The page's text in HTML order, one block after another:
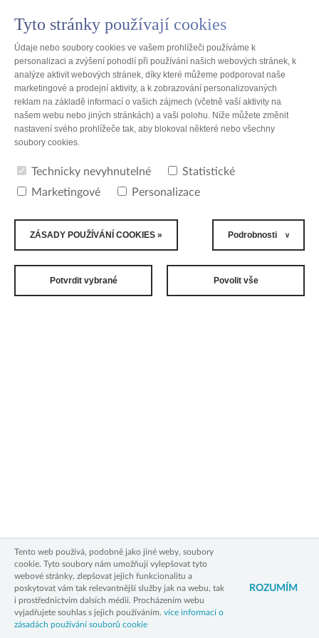
Tyto stránky používají cookies
Údaje nebo soubory cookies ve vašem prohlížeči používáme k
personalizaci a zvýšení pohodlí při používání našich webových stránek, k
analýze aktivit webových stránek, díky které můžeme podporovat naše
marketingové a prodejní aktivity, a k zobrazování personalizovaných
reklam na základě informací o vašich zájmech (včetně vaší aktivity na
našem webu nebo jiných stránkách) a vaši polohu. Níže můžete změnit
nastavení svého prohlížeče tak, aby blokoval některé nebo všechny
soubory cookies.
Technicky nevyhnutelné
Statistické
Marketingové
Personalizace
ZÁSADY POUŽÍVÁNÍ COOKIES » Podrobnosti
Potvrdit vybrané Povolit vše
Počet nalezených míst: 1
Kaunas (Kowno)
Polsko
Tento web používá, podobně jako jiné weby, soubory
cookie. Tyto soubory nám umožňují vylepšovat tyto
webové stránky, zlepšovat jejich funkcionalitu a
poskytovat vám tak relevantnější služby jak na webu, tak
i prostřednictvím dalsích médii. Procházením webu
vyjadřujete souhlas s jejich používáním. více informací o
zásadách používání souborů cookie
ROZUMÍM